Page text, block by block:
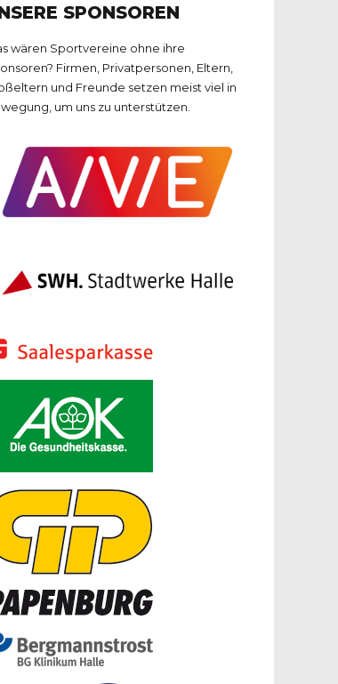
SPONSOREN
wären Sportvereine ohne ihre
Firmen, Privatpersonen, Eltern,
und Freunde setzen meist viel in
um uns zu unterstützen.